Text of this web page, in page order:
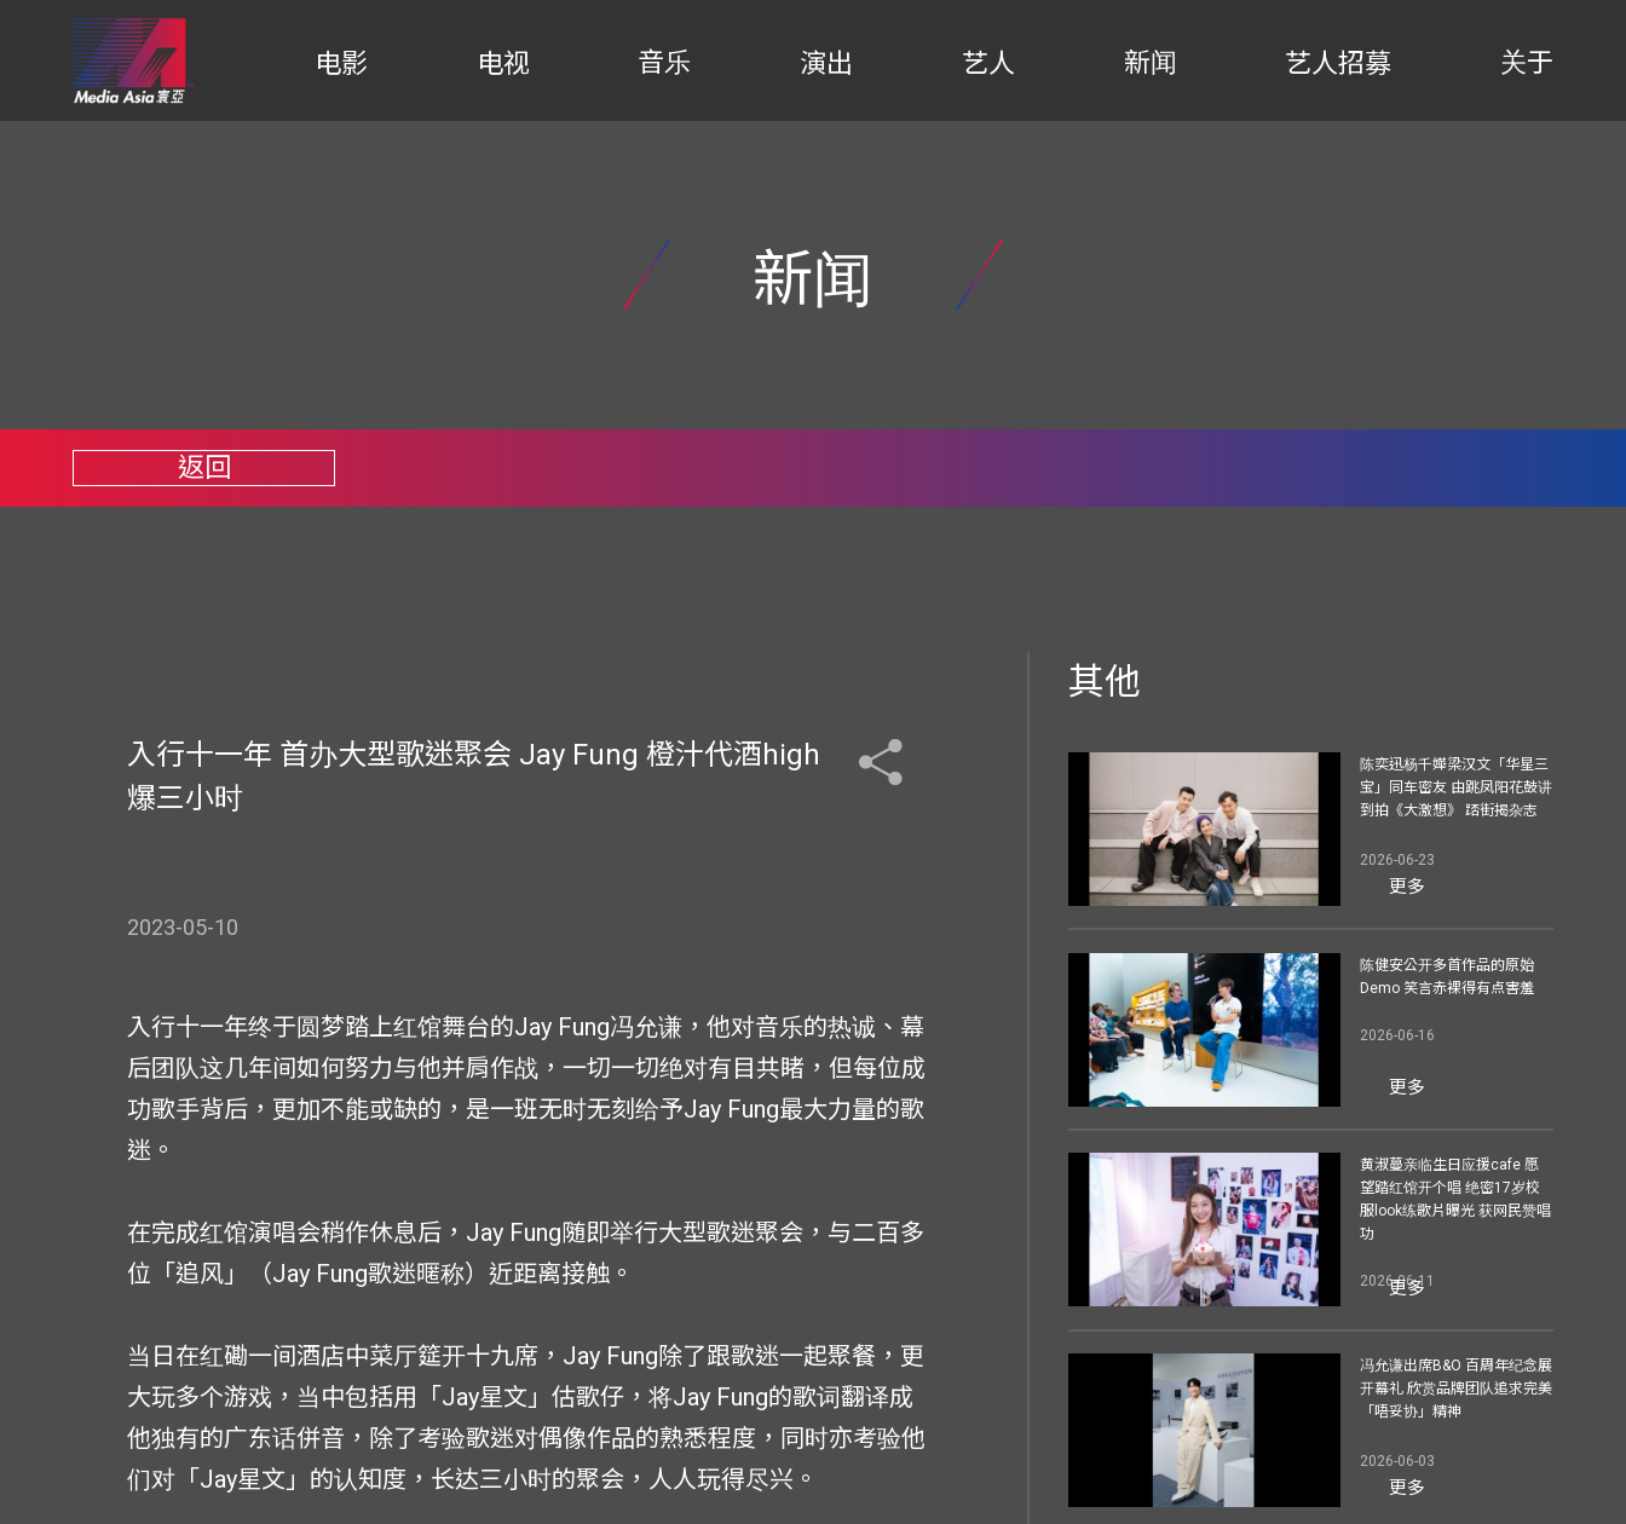
电影 电视 音乐 演出 艺人 新闻 艺人招募 关于
新闻
返回
入行十一年 首办大型歌迷聚会 Jay Fung 橙汁代酒high
爆三小时
2023-05-10
入行十一年终于圆梦踏上红馆舞台的Jay Fung冯允谦，他对音乐的热诚、幕
后团队这几年间如何努力与他并肩作战，一切一切绝对有目共睹，但每位成
功歌手背后，更加不能或缺的，是一班无时无刻给予Jay Fung最大力量的歌
迷。
在完成红馆演唱会稍作休息后，Jay Fung随即举行大型歌迷聚会，与二百多
位「追风」（Jay Fung歌迷暱称）近距离接触。
当日在红磡一间酒店中菜厅筵开十九席，Jay Fung除了跟歌迷一起聚餐，更
大玩多个游戏，当中包括用「Jay星文」估歌仔，将Jay Fung的歌词翻译成
他独有的广东话併音，除了考验歌迷对偶像作品的熟悉程度，同时亦考验他
们对「Jay星文」的认知度，长达三小时的聚会，人人玩得尽兴。
其他
陈奕迅杨千嬅梁汉文「华星三
宝」同车密友 由跳凤阳花鼓讲
到拍《大激想》 踎街揭杂志
2026-06-23
更多
陈健安公开多首作品的原始
Demo 笑言赤裸得有点害羞
2026-06-16
更多
黄淑蔓亲临生日应援cafe 愿
望踏红馆开个唱 绝密17岁校
服look练歌片曝光 获网民赞唱
功
2026-06-11
更多
冯允谦出席B&O 百周年纪念展
开幕礼 欣赏品牌团队追求完美
「唔妥协」精神
2026-06-03
更多